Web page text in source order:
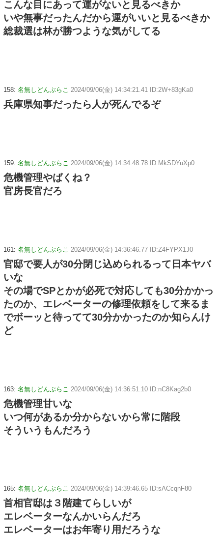
こんな目にあって運がないと見るべきか
いや無事だったんだから運がいいと見るべきか
総裁選は林が勝つような気がしてる
158: 名無しどんぶらこ 2024/09/06(金) 14:34:21.41 ID:2W+83gKa0
兵庫県知事だったら人が死んでるぞ
159: 名無しどんぶらこ 2024/09/06(金) 14:34:48.78 ID:MkSDYuXp0
危機管理やばくね？
官房長官だろ
161: 名無しどんぶらこ 2024/09/06(金) 14:36:46.77 ID:Z4FYPX1J0
官邸で要人が30分閉じ込められるって日本ヤバ
いな
その場でSPとかが必死で対応しても30分かかっ
たのか、エレベーターの修理依頼をして来るま
でボーッと待ってて30分かかったのか知らんけ
ど
163: 名無しどんぶらこ 2024/09/06(金) 14:36:51.10 ID:nC8Kag2b0
危機管理甘いな
いつ何があるか分からないから常に階段
そういうもんだろう
165: 名無しどんぶらこ 2024/09/06(金) 14:39:46.65 ID:sACcqnF80
首相官邸は３階建てらしいが
エレベーターなんかいらんだろ
エレベーターはお年寄り用だろうな